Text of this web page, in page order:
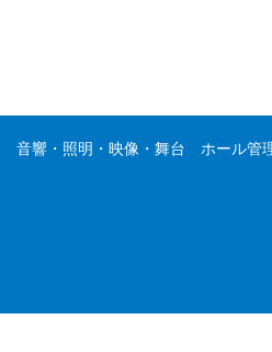
音響・照明・映像・舞台 ホール管